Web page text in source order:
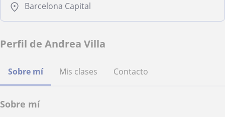
Barcelona Capital
Perfil de Andrea Villa
Sobre mí Mis clases Contacto
Sobre mí